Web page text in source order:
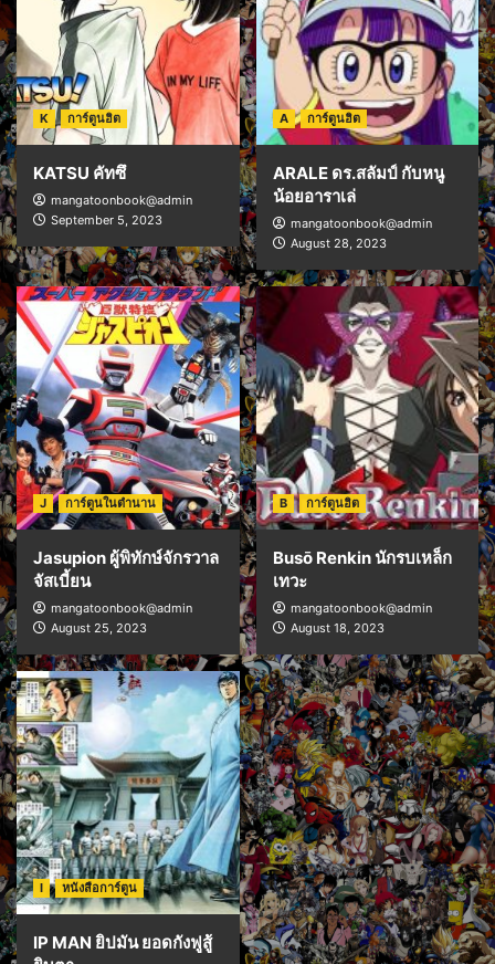
K การ์ตูนฮิต
KATSU คัทซึ
mangatoonbook@admin
September 5, 2023
A การ์ตูนฮิต
ARALE ดร.สลัมป์ กับหนู
น้อยอาราเล่
mangatoonbook@admin
August 28, 2023
J การ์ตูนในตำนาน
Jasupion ผู้พิทักษ์จักรวาล
จัสเบี้ยน
mangatoonbook@admin
August 25, 2023
B การ์ตูนฮิต
Busō Renkin นักรบเหล็ก
เทวะ
mangatoonbook@admin
August 18, 2023
I หนังสือการ์ตูน
IP MAN ยิปมัน ยอดกังฟูสู้